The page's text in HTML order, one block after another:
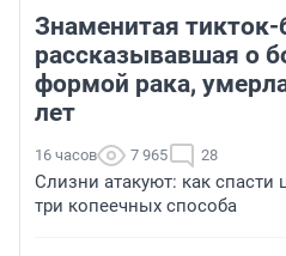
Знаменитая тикток-
рассказывавшая о
формой рака,
лет
16 часов 7 965 28
Слизни атакуют: как спасти
три копеечных способа